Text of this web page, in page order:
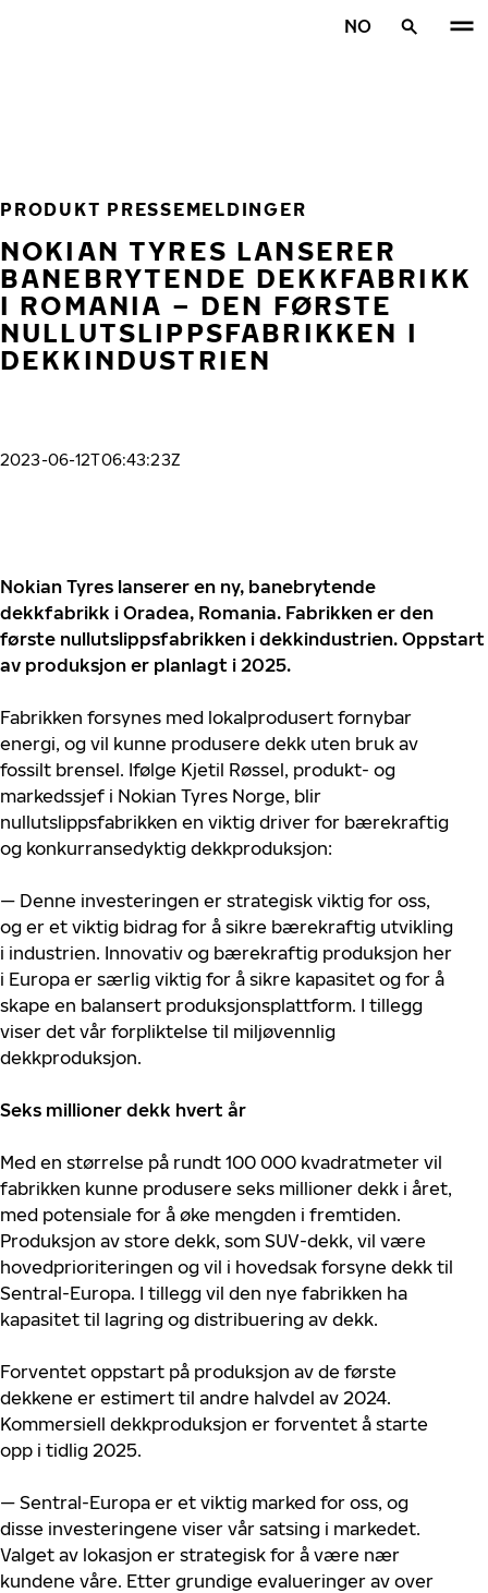
NO
PRODUKT PRESSEMELDINGER
NOKIAN TYRES LANSERER
BANEBRYTENDE DEKKFABRIKK
I ROMANIA – DEN FØRSTE
NULLUTSLIPPSFABRIKKEN I
DEKKINDUSTRIEN
2023-06-12T06:43:23Z
Nokian Tyres lanserer en ny, banebrytende
dekkfabrikk i Oradea, Romania. Fabrikken er den
første nullutslippsfabrikken i dekkindustrien. Oppstart
av produksjon er planlagt i 2025.
Fabrikken forsynes med lokalprodusert fornybar
energi, og vil kunne produsere dekk uten bruk av
fossilt brensel. Ifølge Kjetil Røssel, produkt- og
markedssjef i Nokian Tyres Norge, blir
nullutslippsfabrikken en viktig driver for bærekraftig
og konkurransedyktig dekkproduksjon:
— Denne investeringen er strategisk viktig for oss,
og er et viktig bidrag for å sikre bærekraftig utvikling
i industrien. Innovativ og bærekraftig produksjon her
i Europa er særlig viktig for å sikre kapasitet og for å
skape en balansert produksjonsplattform. I tillegg
viser det vår forpliktelse til miljøvennlig
dekkproduksjon.
Seks millioner dekk hvert år
Med en størrelse på rundt 100 000 kvadratmeter vil
fabrikken kunne produsere seks millioner dekk i året,
med potensiale for å øke mengden i fremtiden.
Produksjon av store dekk, som SUV-dekk, vil være
hovedprioriteringen og vil i hovedsak forsyne dekk til
Sentral-Europa. I tillegg vil den nye fabrikken ha
kapasitet til lagring og distribuering av dekk.
Forventet oppstart på produksjon av de første
dekkene er estimert til andre halvdel av 2024.
Kommersiell dekkproduksjon er forventet å starte
opp i tidlig 2025.
— Sentral-Europa er et viktig marked for oss, og
disse investeringene viser vår satsing i markedet.
Valget av lokasjon er strategisk for å være nær
kundene våre. Etter grundige evalueringer av over